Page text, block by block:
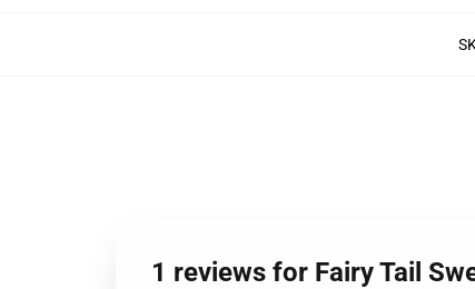
1 reviews for Fairy Tail